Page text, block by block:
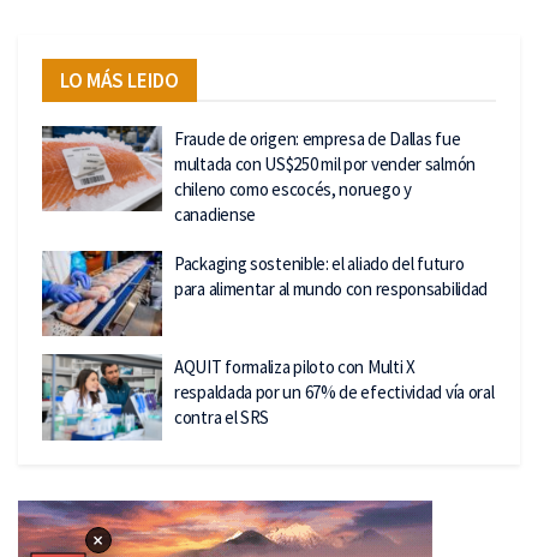
LO MÁS LEIDO
Fraude de origen: empresa de Dallas fue
multada con US$250 mil por vender salmón
chileno como escocés, noruego y
canadiense
Packaging sostenible: el aliado del futuro
para alimentar al mundo con responsabilidad
AQUIT formaliza piloto con Multi X
respaldada por un 67% de efectividad vía oral
contra el SRS
×